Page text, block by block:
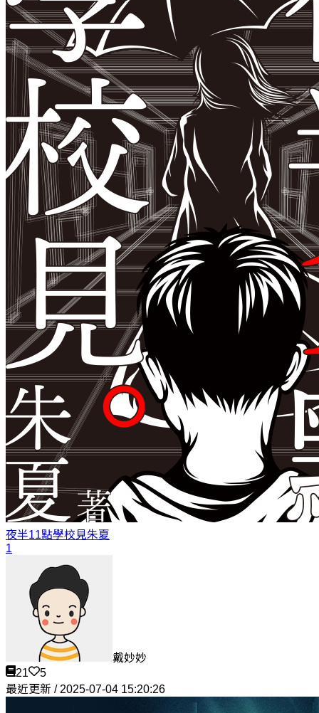
夜半11點學校見朱夏
1
戴妙妙
21
5
最近更新 / 2025-07-04 15:20:26